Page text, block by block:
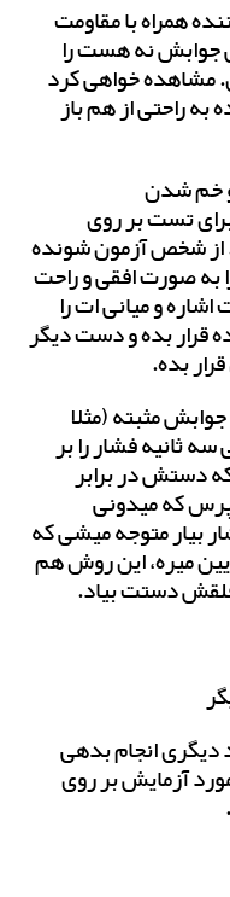
همراه با مقاومت
جوابش نه هست را
مشاهده خواهی کرد
راحتی از هم باز
خم شدن
تست بر روی
از شخص آزمون شونده
به صورت افقی و راحت
و میانی ات را
قرار بده و دست دیگر
بده.
مثبته (مثلا
ثانیه فشار را بر
دستش در برابر
که میدونی
بیار متوجه میشی که
میره، این روش هم
قلقش دستت بیاد.
دیگری انجام بدهی
آزمایش بر روی